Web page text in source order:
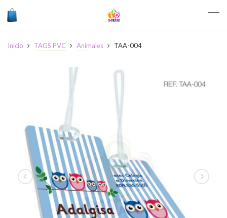
Inicio TAGS PVC Animales TAA-004